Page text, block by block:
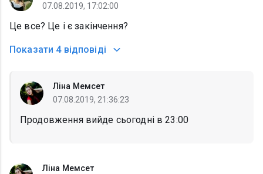
07.08.2019, 17:02:00
Це все? Це і є закінчення?
Показати 4 відповіді
Ліна Мемсет
07.08.2019, 21:36:23
Продовження вийде сьогодні в 23:00
Ліна Мемсет